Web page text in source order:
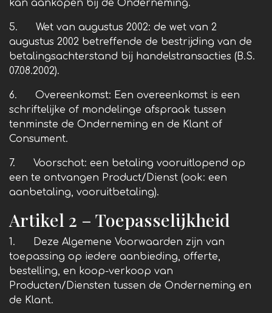
kan aankopen bij de Onderneming.
5. Wet van augustus 2002: de wet van 2
augustus 2002 betreffende de bestrijding van de
betalingsachterstand bij handelstransacties (B.S.
07.08.2002).
6. Overeenkomst: Een overeenkomst is een
schriftelijke of mondelinge afspraak tussen
tenminste de Onderneming en de Klant of
Consument.
7. Voorschot: een betaling vooruitlopend op
een te ontvangen Product/Dienst (ook: een
aanbetaling, vooruitbetaling).
Artikel 2 – Toepasselijkheid
1. Deze Algemene Voorwaarden zijn van
toepassing op iedere aanbieding, offerte,
bestelling, en koop-verkoop van
Producten/Diensten tussen de Onderneming en
de Klant.